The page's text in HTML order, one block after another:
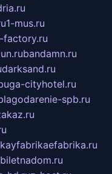
1-mus.ru
factory.ru
bandamn.ru
darksand.ru
cityhotel.ru
spb.ru
biletnadom.ru